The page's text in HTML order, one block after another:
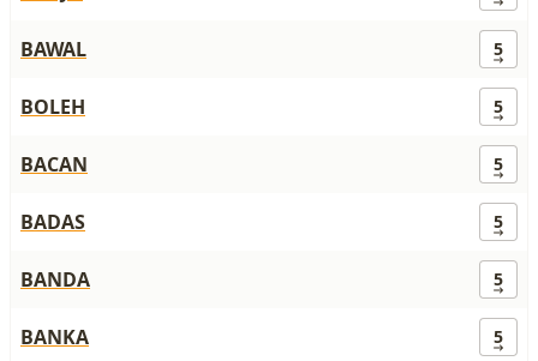
BAWAL 5
BOLEH 5
BACAN 5
BADAS 5
BANDA 5
BANKA 5